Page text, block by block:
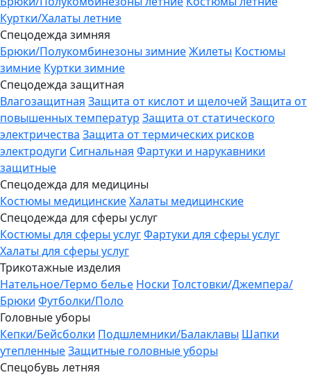
Куртки/Халаты летние
Спецодежда зимняя
Брюки/Полукомбинезоны зимниеЖилеты Костюмы
зимние Куртки зимние
Спецодежда защитная
Влагозащитная Защита от кислот и щелочей Защита от
повышенных температур Защита от статического
электричества Защита от термических рисков
электродуги Сигнальная Фартуки и нарукавники
защитные
Спецодежда для медицины
Костюмы медицинскиеХалаты медицинские
Спецодежда для сферы услуг
Костюмы для сферы услугФартуки для сферы услуг
Халаты для сферы услуг
Трикотажные изделия
Нательное/Термо белье Носки Толстовки/Джемпера/
Брюки Футболки/Поло
Головные уборы
Кепки/Бейсболки Подшлемники/Балаклавы Шапки
утепленныеЗащитные головные уборы
Спецобувь летняя